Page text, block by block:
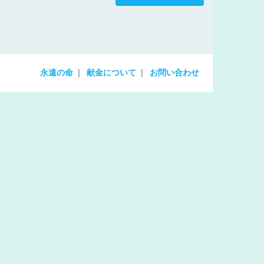
永遠の命 献金について お問い合わせ